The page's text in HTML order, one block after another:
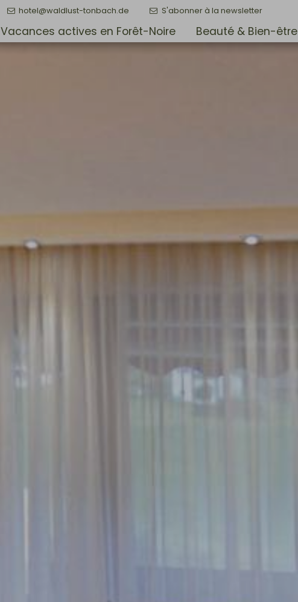
hotel@waldlust-tonbach.de S'abonner à la newsletter
Vacances actives en Forêt-Noire Beauté & Bien-être